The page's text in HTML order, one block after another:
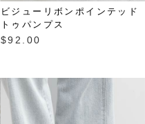
ビジューリボンポインテッド
トゥパンプス
$‌92.00